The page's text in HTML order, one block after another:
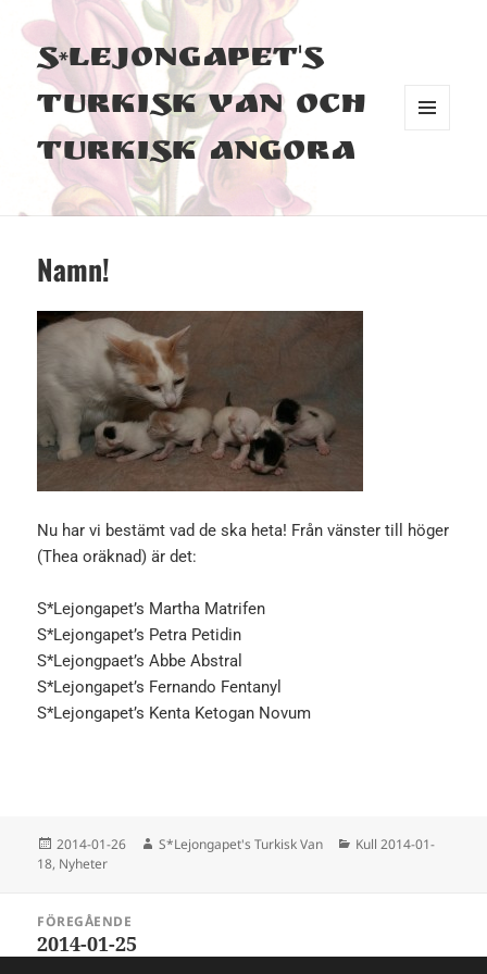
S*Lejongapet's
Turkisk Van och
Turkisk Angora
Namn!
Nu har vi bestämt vad de ska heta! Från vänster till höger
(Thea oräknad) är det:
S*Lejongapet’s Martha Matrifen
S*Lejongapet’s Petra Petidin
S*Lejongpaet’s Abbe Abstral
S*Lejongapet’s Fernando Fentanyl
S*Lejongapet’s Kenta Ketogan Novum
Postat
2014-01-26 Författare
S*Lejongapet's Turkisk Van Kategorier
Kull 2014-01-
18, Nyheter
FÖREGÅENDE
Föregående
2014-01-25